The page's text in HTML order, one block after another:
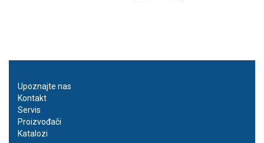
Upoznajte nas
Kontakt
Servis
Proizvođači
Katalozi